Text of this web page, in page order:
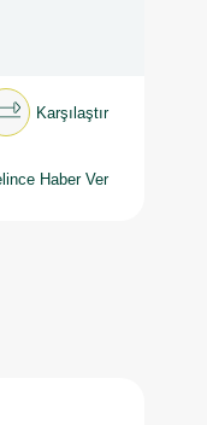
Karşılaştır
Haber Ver